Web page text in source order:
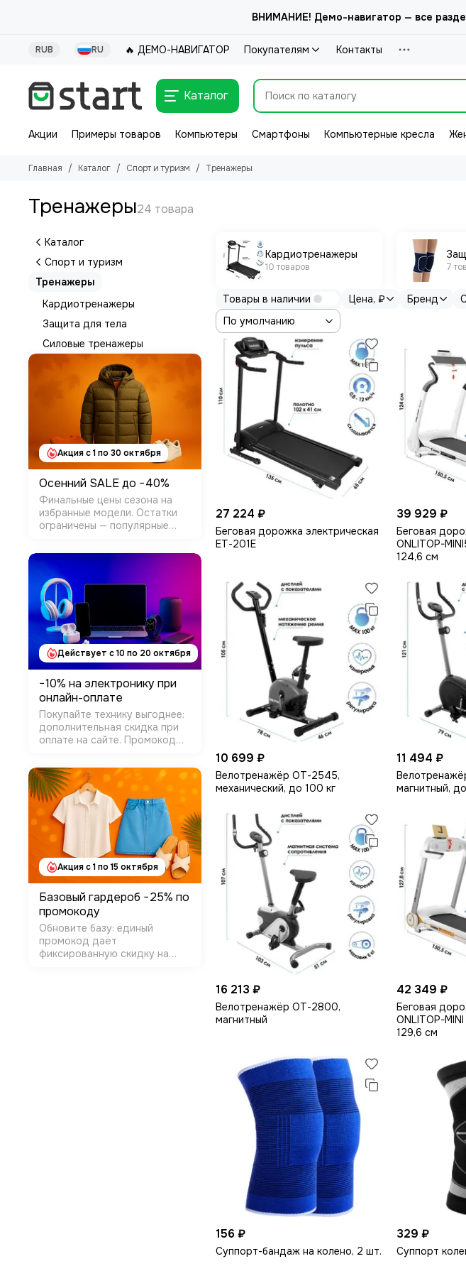
ВНИМАНИЕ! Демо-навигатор — все
RUB RU 🔥 ДЕМО-НАВИГАТОР Покупателям Контакты
Каталог
Акции Примеры товаров Компьютеры Смартфоны Компьютерные кресла
Главная Каталог Спорт и туризм Тренажеры
Тренажеры
Кардиотренажеры
10 товаров 7
Товары в наличии Цена, ₽ Бренд
27 224 ₽
Беговая дорожка электрическая
ЕТ-201Е
39 929 ₽
Беговая
ONLITOP-
124,6 см
10 699 ₽
Велотренажёр ОТ-2545,
механический, до 100 кг
11 494 ₽
магнитный,
16 213 ₽
Велотренажёр ОТ-2800,
магнитный
42 349 ₽
Беговая
ONLITOP-
129,6 см
156 ₽
Суппорт-бандаж на колено, 2 шт.
329 ₽
Суппорт
Каталог
Спорт и туризм
Тренажеры
Кардиотренажеры
Защита для тела
Силовые тренажеры
Акция с 1 по 30 октября
Осенний SALE до −40%
Финальные цены сезона на
избранные модели. Остатки
ограничены — популярные
Условия: Категории: Одежда и
обувь (прошлые коллекции) +
часть Товары для дома
Размер скидки: −10%…&min…
Действует c 10 по 20 октября
−10% на электронику при
онлайн-оплате
Покупайте технику выгоднее:
дополнительная скидка при
оплате на сайте. Промокод
уходит на e-mail/SMS.
Условия: Категории:
Электроника Как получить:
промокод DIGI10 на шаге
оплаты Сроки: до …
Акция с 1 по 15 октября
Базовый гардероб −25% по
промокоду
Обновите базу: единый
промокод даёт
фиксированную скидку на